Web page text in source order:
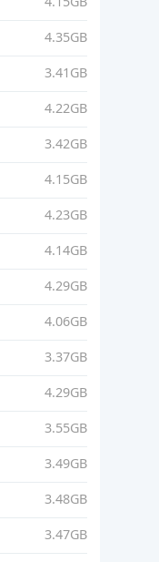
4.35GB
3.41GB
4.22GB
3.42GB
4.15GB
4.23GB
4.14GB
4.29GB
4.06GB
3.37GB
4.29GB
3.55GB
3.49GB
3.48GB
3.47GB